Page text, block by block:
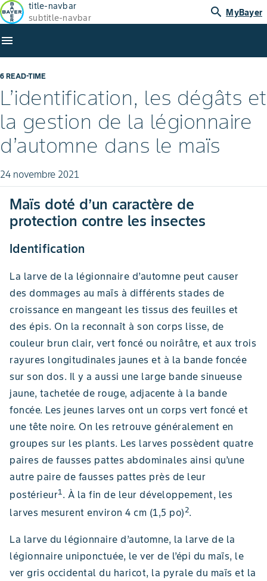
title-navbar
subtitle-navbar
search MyBayer
menu
6 READ-TIME
L’identification, les dégâts et
la gestion de la légionnaire
d’automne dans le maïs
24 novembre 2021
Maïs doté d’un caractère de
protection contre les insectes
Identification
La larve de la légionnaire d’automne peut causer
des dommages au maïs à différents stades de
croissance en mangeant les tissus des feuilles et
des épis. On la reconnaît à son corps lisse, de
couleur brun clair, vert foncé ou noirâtre, et aux trois
rayures longitudinales jaunes et à la bande foncée
sur son dos. Il y a aussi une large bande sinueuse
jaune, tachetée de rouge, adjacente à la bande
foncée. Les jeunes larves ont un corps vert foncé et
une tête noire. On les retrouve généralement en
groupes sur les plants. Les larves possèdent quatre
paires de fausses pattes abdominales ainsi qu’une
autre paire de fausses pattes près de leur
postérieur1. À la fin de leur développement, les
larves mesurent environ 4 cm (1,5 po)2.
La larve du légionnaire d’automne, la larve de la
légionnaire uniponctuée, le ver de l’épi du maïs, le
ver gris occidental du haricot, la pyrale du maïs et la